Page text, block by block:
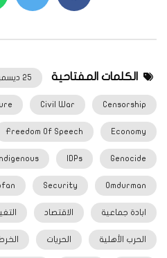
الكلمات المفتاحية 25 ديسمبر
Censorship
Civil War
Economy
Freedom Of Speech
Genocide
IDPs
Indigenous
Omdurman
Security
ابادة جماعية الاقتصاد
الحرب الأهلية الحريات